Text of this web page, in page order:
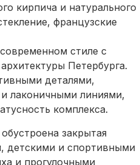
кирпича и натурального
французские
стиле с
Петербурга.
деталями,
лаконичными линиями,
комплекса.
закрытая
детскими и спортивными
и прогулочными